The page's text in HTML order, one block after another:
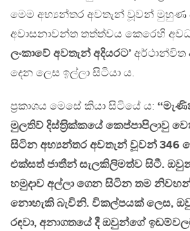
මෙම අභ්‍යන්තර අවතැන් වූවන් මුහුණ
අවාසනාවන්ත තත්ත්වය කෙරෙහි
ලංකාවේ අවතැන් අදියරට’ අර්ථාන්විත
දෙන ලෙස ඉල්ලා සිටියා ය.
ප‍්‍රකාශය මෙසේ කියා සිටියේ ය:
මුලතිව් දිස්ත‍්‍රික්කයේ කෙප්පාපිලාවු
සිටින අභ්‍යන්තර අවතැන් වූවන් 346
එක්සත් ජාතීන් සැලකිලිමත්ව සිටී.
හමුදාව අල්ලා ගෙන සිටින තම
නොහැකි බැවිනි. විකල්පයක් ලෙස,
රඳවා, අනාගතයේ දී ඔවුන්ගේ